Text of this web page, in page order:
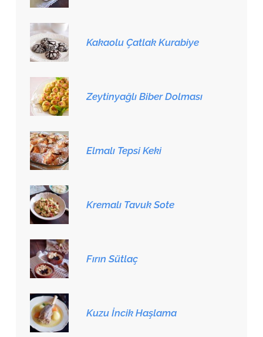
Kakaolu Çatlak Kurabiye
Zeytinyağlı Biber Dolması
Elmalı Tepsi Keki
Kremalı Tavuk Sote
Fırın Sütlaç
Kuzu İncik Haşlama